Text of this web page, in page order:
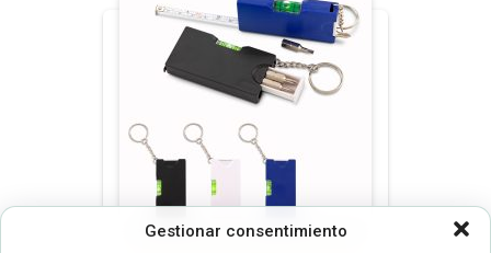
Gestionar consentimiento